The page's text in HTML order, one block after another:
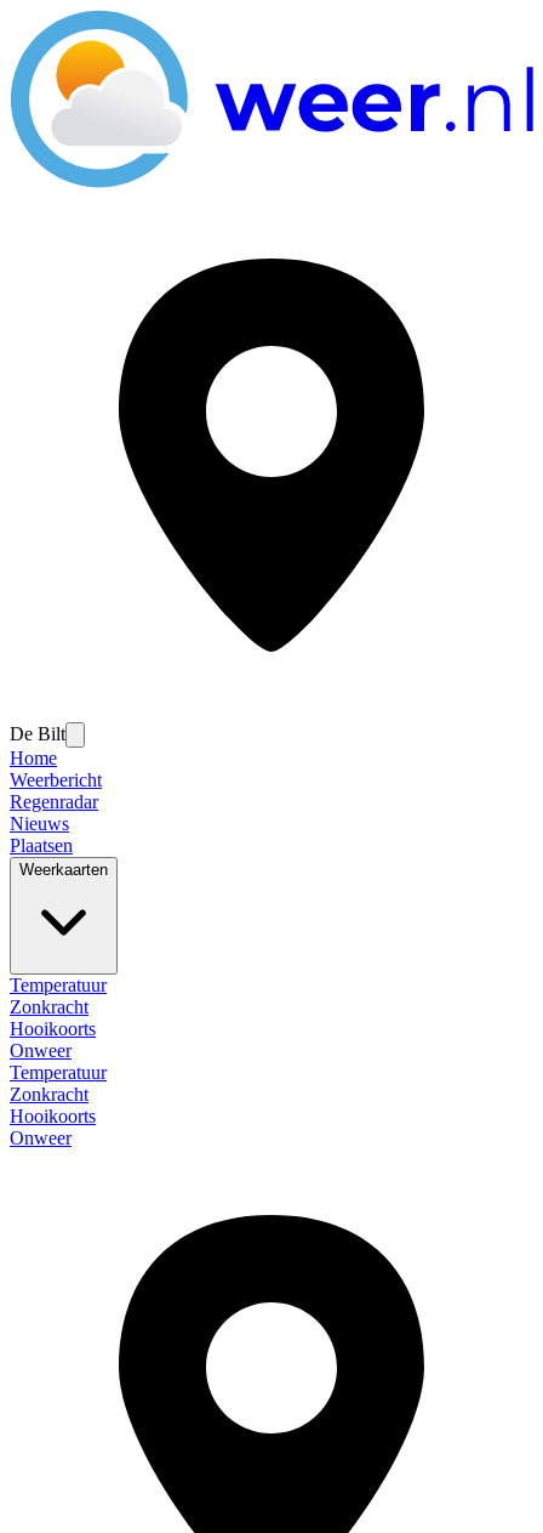
De Bilt
Home
Weerbericht
Regenradar
Nieuws
Plaatsen
Weerkaarten
Temperatuur
Zonkracht
Hooikoorts
Onweer
Temperatuur
Zonkracht
Hooikoorts
Onweer